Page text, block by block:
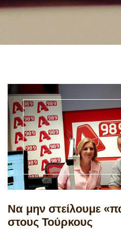
Να μην στείλουμε
στους Τούρκους